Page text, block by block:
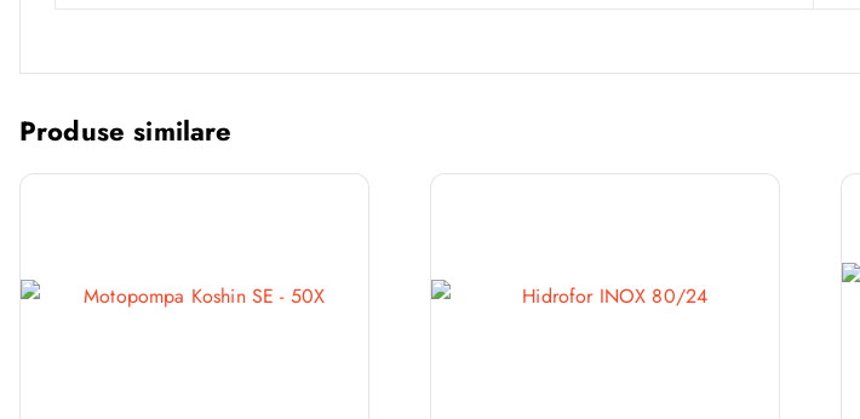
Produse similare